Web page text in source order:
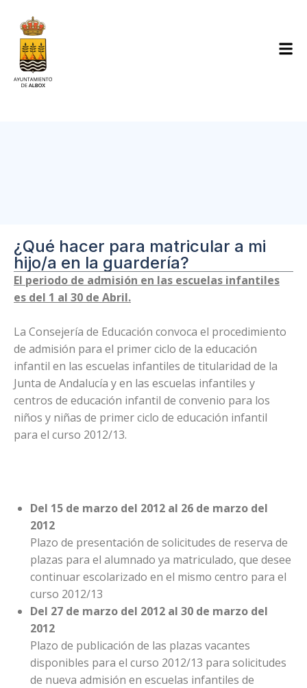
¿Qué hacer para matricular a mi
hijo/a en la guardería?
El periodo de admisión en las escuelas infantiles
es del 1 al 30 de Abril.
La Consejería de Educación convoca el procedimiento
de admisión para el primer ciclo de la educación
infantil en las escuelas infantiles de titularidad de la
Junta de Andalucía y en las escuelas infantiles y
centros de educación infantil de convenio para los
niños y niñas de primer ciclo de educación infantil
para el curso 2012/13.
Del 15 de marzo del 2012 al 26 de marzo del
2012
Plazo de presentación de solicitudes de reserva de
plazas para el alumnado ya matriculado, que desee
continuar escolarizado en el mismo centro para el
curso 2012/13
Del 27 de marzo del 2012 al 30 de marzo del
2012
Plazo de publicación de las plazas vacantes
disponibles para el curso 2012/13 para solicitudes
de nueva admisión en escuelas infantiles de